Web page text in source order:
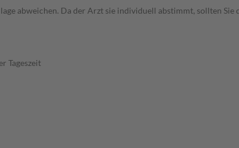
abweichen. Da der Arzt sie individuell abstimmt, sollten
Tageszeit